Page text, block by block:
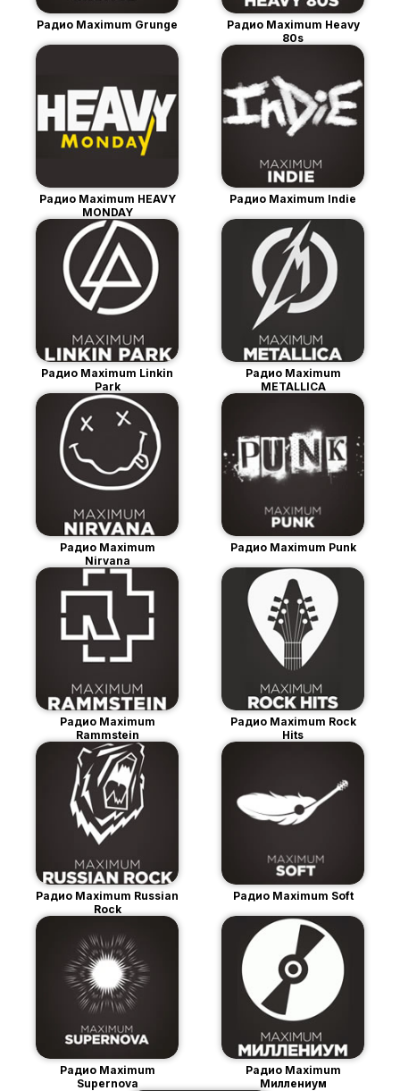
Радио Maximum Grunge
Радио Maximum Heavy
80s
Радио Maximum HEAVY
MONDAY
Радио Maximum Indie
Радио Maximum Linkin
Park
Радио Maximum
METALLICA
Радио Maximum
Nirvana
Радио Maximum Punk
Радио Maximum
Rammstein
Радио Maximum Rock
Hits
Радио Maximum Russian
Rock
Радио Maximum Soft
Радио Maximum
Supernova
Радио Maximum
Миллениум